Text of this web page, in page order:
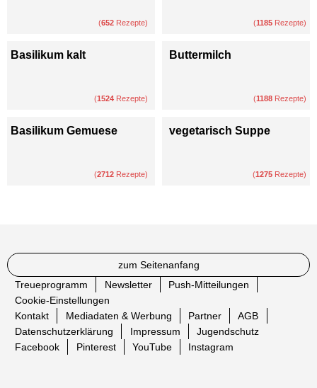
(652 Rezepte) (1185 Rezepte)
Basilikum kalt
(1524 Rezepte)
Buttermilch
(1188 Rezepte)
Basilikum Gemuese
(2712 Rezepte)
vegetarisch Suppe
(1275 Rezepte)
zum Seitenanfang
Treueprogramm
Newsletter
Push-Mitteilungen
Cookie-Einstellungen
Kontakt
Mediadaten & Werbung Partner
AGB
Datenschutzerklärung
Impressum
Jugendschutz
Facebook
Pinterest YouTube Instagram